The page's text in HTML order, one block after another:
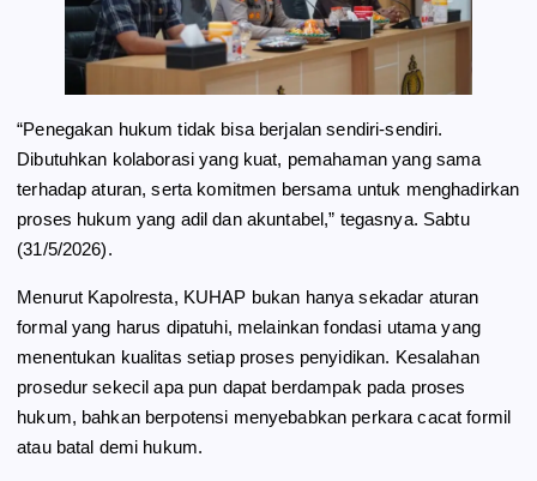
“Penegakan hukum tidak bisa berjalan sendiri-sendiri.
Dibutuhkan kolaborasi yang kuat, pemahaman yang sama
terhadap aturan, serta komitmen bersama untuk menghadirkan
proses hukum yang adil dan akuntabel,” tegasnya. Sabtu
(31/5/2026).
Menurut Kapolresta, KUHAP bukan hanya sekadar aturan
formal yang harus dipatuhi, melainkan fondasi utama yang
menentukan kualitas setiap proses penyidikan. Kesalahan
prosedur sekecil apa pun dapat berdampak pada proses
hukum, bahkan berpotensi menyebabkan perkara cacat formil
atau batal demi hukum.